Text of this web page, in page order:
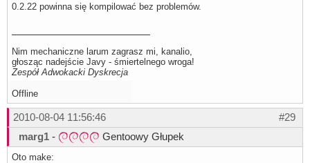
0.2.22 powinna się kompilować bez problemów.
Nim mechaniczne larum zagrasz mi, kanalio,
głosząc nadejście Javy - śmiertelnego wroga!
Zespół Adwokacki Dyskrecja
Offline
#29
2010-08-04 11:56:46
marg1 - Gentoowy Głupek
Oto make: